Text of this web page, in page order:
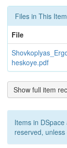
Files in This
File
heskoye.pdf
Show full item
Items in
reserved,